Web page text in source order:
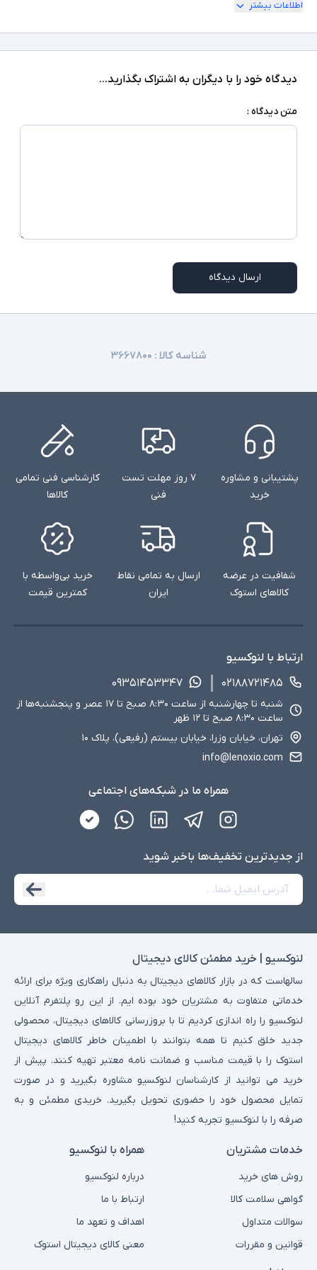
سایر امکانات
کاهش خستگی کاربر - مناسب برای سوراخ‌کاری چوب،
فلز، پلاستیک و مصالح ساختمانی - چرخش راست‌گرد
نیمه‌حرفه‌ای - بدنه مقاوم و طراحی مناسب برای
اطلاعات بیشتر
دیدگاه خود را با دیگران به اشتراک بگذارید...
متن دیدگاه :
ارسال دیدگاه
شناسه کالا : ۳۶۶۷۸۰۰
پشتیبانی و مشاوره
خرید
۷ روز مهلت تست
فنی
کارشناسی فنی تمامی
کالاها
شفافیت در عرضه
کالاهای استوک
ارسال به تمامی نقاط
ایران
خرید بی‌واسطه با
کمترین قیمت
ارتباط با لنوکسیو
۰۲۱۸۸۷۲۱۴۸۵
۰۹۳۵۱۴۵۳۳۴۷
شنبه تا چهارشنبه از ساعت ۸:۳۰ صبح تا ۱۷ عصر و پنجشنبه‌ها از
ساعت ۸:۳۰ صبح تا ۱۲ ظهر
تهران، خیابان وزرا، خیابان بیستم (رفیعی)، پلاک ۱۰
info@lenoxio.com
همراه ما در شبکه‌های اجتماعی
از جدید‌ترین تخفیف‌ها با‌خبر شوید
لنوکسیو | خرید مطمئن کالای دیجیتال
سالهاست که در بازار کالاهای دیجیتال به دنبال راهکاری ویژه برای ارائه
خدماتی متفاوت به مشتریان خود بوده ایم. از این رو پلتفرم آنلاین
لنوکسیو را راه اندازی کردیم تا با بروزرسانی کالاهای دیجیتال، محصولی
جدید خلق کنیم تا همه بتوانند با اطمینان خاطر کالاهای دیجیتال
استوک را با قیمت مناسب و ضمانت نامه معتبر تهیه کنند. پیش از
خرید می توانید از کارشناسان لنوکسیو مشاوره بگیرید و در صورت
تمایل محصول خود را حضوری تحویل بگیرید. خریدی مطمئن و به
صرفه را با لنوکسیو تجربه کنید!
خدمات مشتریان
روش های خرید
گواهی سلامت کالا
سوالات متداول
قوانین و مقررات
همراه با لنوکسیو
درباره لنوکسیو
ارتباط با ما
اهداف و تعهد ما
معنی کالای دیجیتال استوک